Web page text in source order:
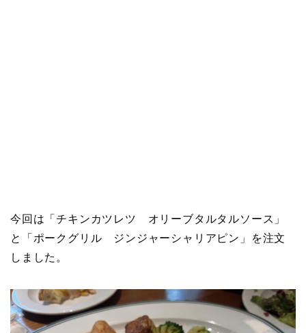
今回は「チキンカツレツ オリーブタルタルソース」
と「ポークグリル ジンジャーシャリアピン」を注文
しました。